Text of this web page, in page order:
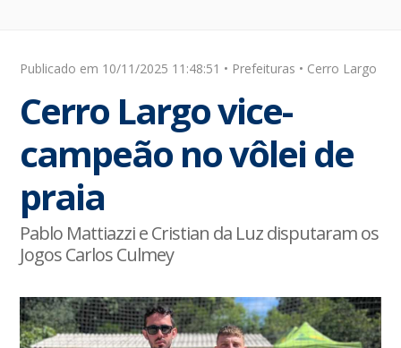
Publicado em 10/11/2025 11:48:51 • Prefeituras • Cerro Largo
Cerro Largo vice-
campeão no vôlei de
praia
Pablo Mattiazzi e Cristian da Luz disputaram os
Jogos Carlos Culmey